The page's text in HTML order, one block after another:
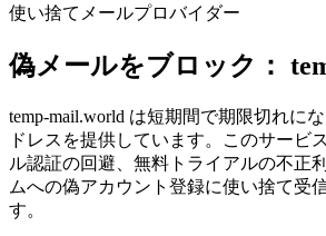
使い捨てメールプロバイダー
偽メールをブロック：
temp-mail.world は短期間で期限切れに
ドレスを提供しています。このサービ
ル認証の回避、無料トライアルの不正
ムへの偽アカウント登録に使い捨て受
す。